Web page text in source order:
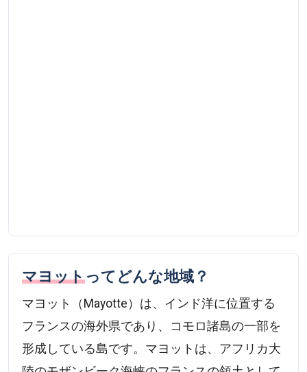
マヨットってどんな地域？
マヨット（Mayotte）は、インド洋に位置する
フランスの海外県であり、コモロ諸島の一部を
形成している島です。マヨットは、アフリカ大